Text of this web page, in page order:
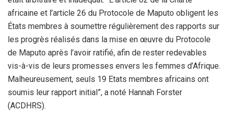
africaine et l’article 26 du Protocole de Maputo obligent les
États membres à soumettre régulièrement des rapports sur
les progrès réalisés dans la mise en œuvre du Protocole
de Maputo après l’avoir ratifié, afin de rester redevables
vis-à-vis de leurs promesses envers les femmes d’Afrique.
Malheureusement, seuls 19 Etats membres africains ont
soumis leur rapport initial”, a noté Hannah Forster
(ACDHRS).